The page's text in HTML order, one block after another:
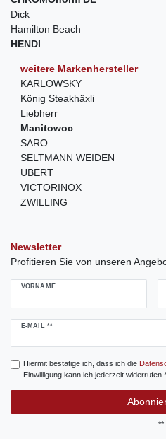
Dick
Hamilton Beach
HENDI
weitere Markenhersteller
KARLOWSKY
König Steakhäxli
Liebherr
Manitowoc
SARO
SELTMANN WEIDEN
UBERT
VICTORINOX
ZWILLING
Newsletter
Profitieren Sie von unseren
VORNAME
E-MAIL **
Newsletter
Hiermit bestätige ich, dass ich die
Einwilligung kann ich jederzeit
**